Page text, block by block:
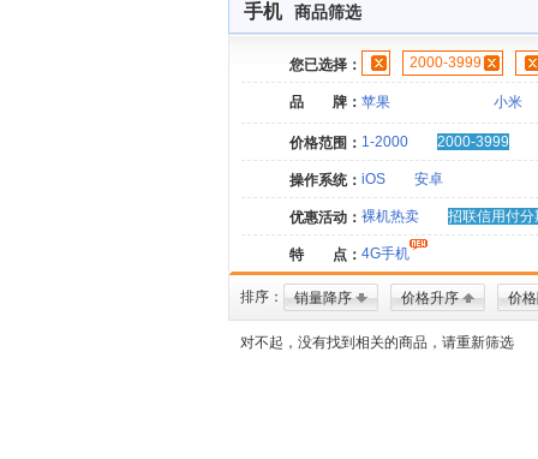
手机 商品筛选
您已选择： 2000-3999
品 牌： 苹果 小米
价格范围： 1-2000 2000-3999
操作系统： iOS 安卓
优惠活动： 裸机热卖 招联信用付分
特 点： 4G手机
排序： 销量降序 价格升序 价
对不起，没有找到相关的商品，请重新筛选